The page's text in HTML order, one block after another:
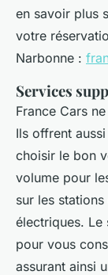
en savoir plus
votre
Narbonne :
Services
France Cars
Ils offrent
choisir le bon
volume pour
sur les
électriques.
pour vous
assurant ainsi